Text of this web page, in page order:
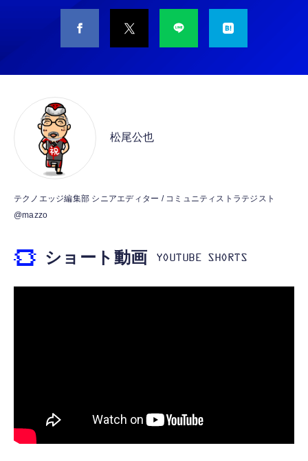
スティング [DVD]
000D1 M.2 2230 PCIe Gen3 x4 内蔵SSD 読
込最大3100MB/s 書込最大1300MB/s Dell
5800X3D 10th Edition W/O Cooler
Amazon micro-USB イーサネットアダプタ
￥1,980
ク)
【Amazon Echo Show 8 & 11 (2025年発売)
バンダイ(BANDAI) MOBILITY JOINT
GUNDAM VOL.13 チューインガム 食玩
￥7,480
表 ２ 10個 食玩
￥2,680
ちょこぶろっくしーる たまごっち みんなしゅ
ルカードコレクション ウエハース（焼菓子）
松尾公也
テクノエッジ編集部 シニアエディター / コミュニティストラテジスト
@mazzo
ショート動画